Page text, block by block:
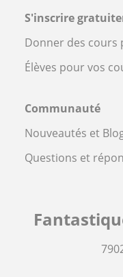
S'inscrire
Donner des cours
Élèves pour vos
Communauté
Nouveautés et
Questions et